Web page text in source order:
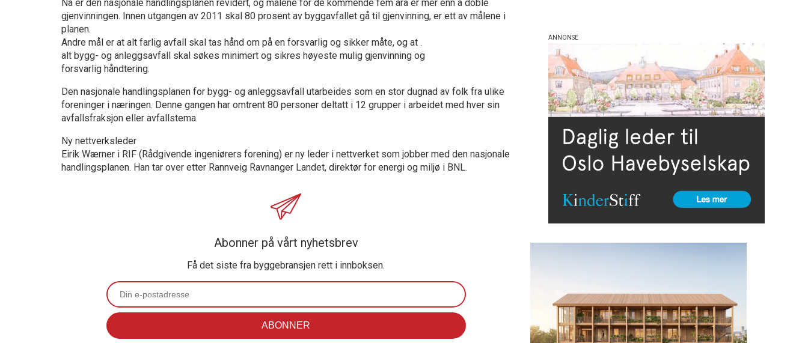
Nå er den nasjonale handlingsplanen revidert, og målene for de kommende fem åra er mer enn å doble
gjenvinningen. Innen utgangen av 2011 skal 80 prosent av byggavfallet gå til gjenvinning, er ett av målene i
planen.
Andre mål er at alt farlig avfall skal tas hånd om på en forsvarlig og sikker måte, og at .
alt bygg- og anleggsavfall skal søkes minimert og sikres høyeste mulig gjenvinning og
forsvarlig håndtering.
Den nasjonale handlingsplanen for bygg- og anleggsavfall utarbeides som en stor dugnad av folk fra ulike
foreninger i næringen. Denne gangen har omtrent 80 personer deltatt i 12 grupper i arbeidet med hver sin
avfallsfraksjon eller avfallstema.
Ny nettverksleder
Eirik Wærner i RIF (Rådgivende ingeniørers forening) er ny leder i nettverket som jobber med den nasjonale
handlingsplanen. Han tar over etter Rannveig Ravnanger Landet, direktør for energi og miljø i BNL.
Abonner på vårt nyhetsbrev
Få det siste fra byggebransjen rett i innboksen.